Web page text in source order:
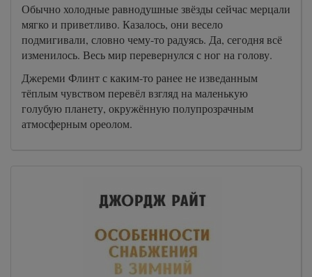
Обычно холодные равнодушные звёзды сейчас мерцали
мягко и приветливо. Казалось, они весело
подмигивали, словно чему-то радуясь. Да, сегодня всё
изменилось. Весь мир перевернулся с ног на голову.
Джереми Флинт с каким-то ранее не изведанным
тёплым чувством перевёл взгляд на маленькую
голубую планету, окружённую полупрозрачным
атмосферным ореолом.